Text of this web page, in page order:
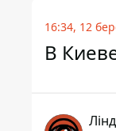
16:34, 12
В